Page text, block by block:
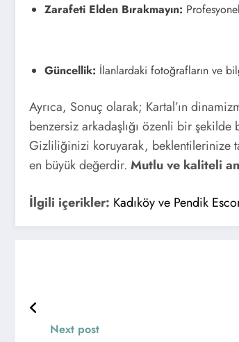
Zarafeti Elden Bırakmayın:
Güncellik: İlanlardaki fotoğrafların ve
Ayrıca, Sonuç olarak; Kartal’ın
benzersiz arkadaşlığı özenli bir
Gizliliğinizi koruyarak, beklentilerinize
en büyük değerdir. Mutlu ve kaliteli
İlgili içerikler: Kadıköy ve Pendik
Next post